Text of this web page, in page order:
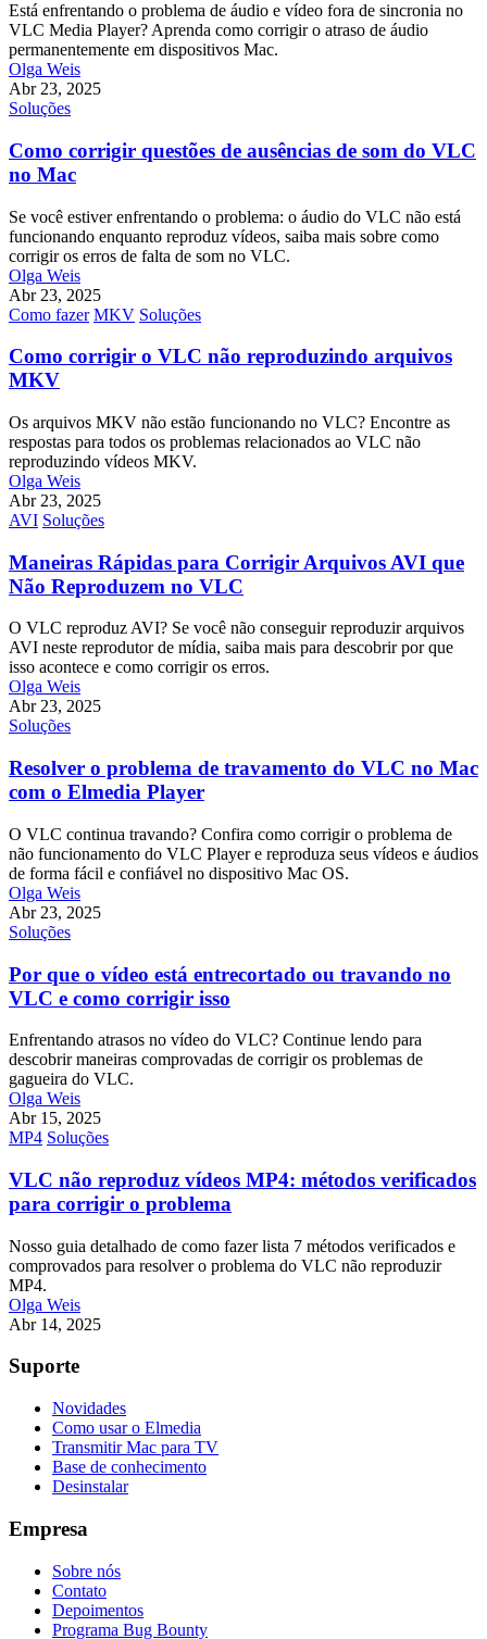
Está enfrentando o problema de áudio e vídeo fora de sincronia no
VLC Media Player? Aprenda como corrigir o atraso de áudio
permanentemente em dispositivos Mac.
Olga Weis
Abr 23, 2025
Soluções
Como corrigir questões de ausências de som do VLC
no Mac
Se você estiver enfrentando o problema: o áudio do VLC não está
funcionando enquanto reproduz vídeos, saiba mais sobre como
corrigir os erros de falta de som no VLC.
Olga Weis
Abr 23, 2025
Como fazer MKV Soluções
Como corrigir o VLC não reproduzindo arquivos
MKV
Os arquivos MKV não estão funcionando no VLC? Encontre as
respostas para todos os problemas relacionados ao VLC não
reproduzindo vídeos MKV.
Olga Weis
Abr 23, 2025
AVI Soluções
Maneiras Rápidas para Corrigir Arquivos AVI que
Não Reproduzem no VLC
O VLC reproduz AVI? Se você não conseguir reproduzir arquivos
AVI neste reprodutor de mídia, saiba mais para descobrir por que
isso acontece e como corrigir os erros.
Olga Weis
Abr 23, 2025
Soluções
Resolver o problema de travamento do VLC no Mac
com o Elmedia Player
O VLC continua travando? Confira como corrigir o problema de
não funcionamento do VLC Player e reproduza seus vídeos e áudios
de forma fácil e confiável no dispositivo Mac OS.
Olga Weis
Abr 23, 2025
Soluções
Por que o vídeo está entrecortado ou travando no
VLC e como corrigir isso
Enfrentando atrasos no vídeo do VLC? Continue lendo para
descobrir maneiras comprovadas de corrigir os problemas de
gagueira do VLC.
Olga Weis
Abr 15, 2025
MP4 Soluções
VLC não reproduz vídeos MP4: métodos verificados
para corrigir o problema
Nosso guia detalhado de como fazer lista 7 métodos verificados e
comprovados para resolver o problema do VLC não reproduzir
MP4.
Olga Weis
Abr 14, 2025
Suporte
Novidades
Como usar o Elmedia
Transmitir Mac para TV
Base de conhecimento
Desinstalar
Empresa
Sobre nós
Contato
Depoimentos
Programa Bug Bounty